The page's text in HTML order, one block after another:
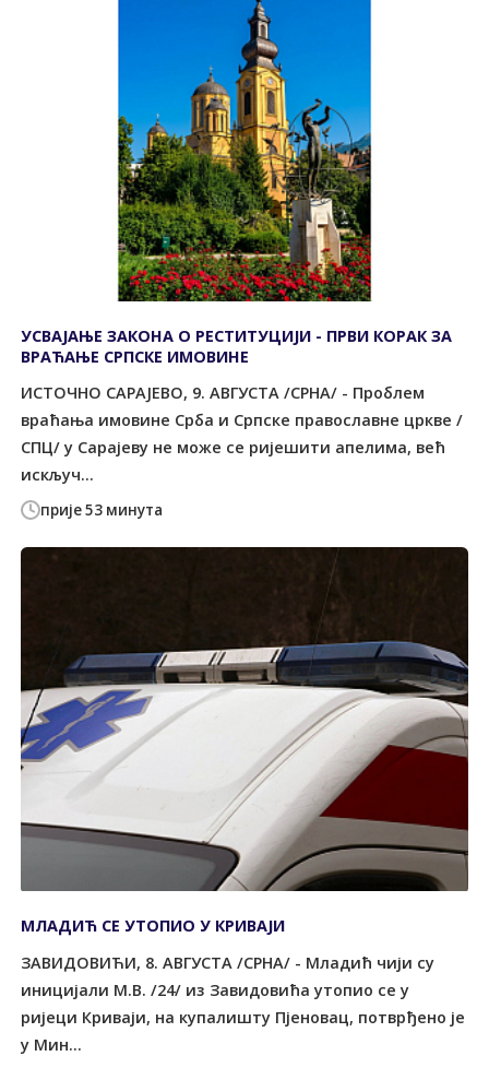
прије 53 минута
УСВАЈАЊЕ ЗАКОНА О РЕСТИТУЦИЈИ - ПРВИ КОРАК ЗА
ВРАЋАЊЕ СРПСКЕ ИМОВИНЕ
ИСТОЧНО САРАЈЕВО, 9. АВГУСТА /СРНА/ - Проблем
враћања имовине Срба и Српске православне цркве /
СПЦ/ у Сарајеву не може се ријешити апелима, већ
искључ...
МЛАДИЋ СЕ УТОПИО У КРИВАЈИ
ЗАВИДОВИЋИ, 8. АВГУСТА /СРНА/ - Младић чији су
иницијали М.В. /24/ из Завидовића утопио се у
ријеци Криваји, на купалишту Пјеновац, потврђено је
у Мин...